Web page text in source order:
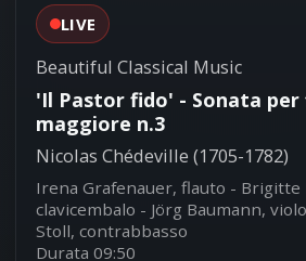
LIVE
Beautiful Classical Music
'Il Pastor fido' - Sonata per
maggiore n.3
Nicolas Chédeville (1705-1782)
Irena Grafenauer, flauto - Brigitte
clavicembalo - Jörg Baumann,
Stoll, contrabbasso
Durata 09:50